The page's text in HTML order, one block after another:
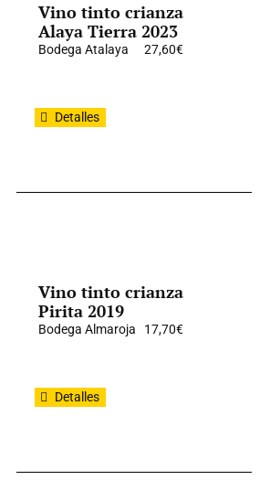
Vino tinto crianza
Alaya Tierra 2023
Bodega Atalaya 27,60€
Detalles
Vino tinto crianza
Pirita 2019
Bodega Almaroja 17,70€
Detalles